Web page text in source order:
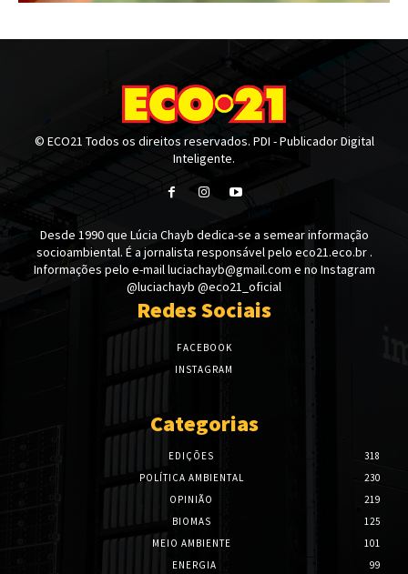
© ECO21 Todos os direitos reservados. PDI - Publicador Digital
Inteligente.
Desde 1990 que Lúcia Chayb dedica-se a semear informação
socioambiental. É a jornalista responsável pelo eco21.eco.br .
Informações pelo e-mail luciachayb@gmail.com e no Instagram
@luciachayb @eco21_oficial
Redes Sociais
FACEBOOK
INSTAGRAM
Categorias
EDIÇÕES
318
POLÍTICA AMBIENTAL
230
OPINIÃO
219
BIOMAS
125
MEIO AMBIENTE
101
ENERGIA
99